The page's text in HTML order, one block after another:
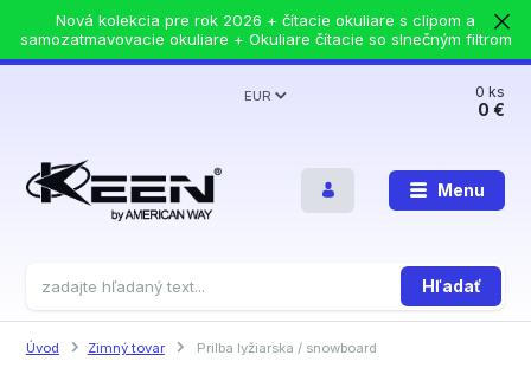
Nová kolekcia pre rok 2026 + čítacie okuliare s clipom a
samozatmavovacie okuliare + Okuliare čítacie so slnečným filtrom
Menu
EUR
Hľadať
0ks
0 €
Úvod Zimný tovar Prilba lyžiarska / snowboard